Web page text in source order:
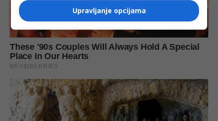
Upravljanje opcijama